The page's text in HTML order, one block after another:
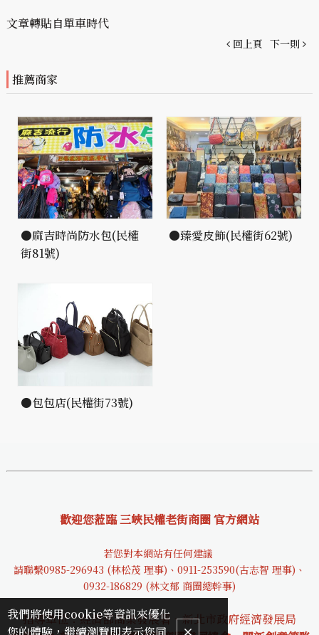
文章轉貼自單車時代
回上頁 下一則
推薦商家
●麻吉時尚防水包(民權
街81號)
●臻愛皮飾(民權街62號)
●包包店(民權街73號)
歡迎您蒞臨 三峽民權老街商圈 官方網站
若您對本網站有任何建議
請聯繫0985-296943 (林松茂 理事)、0911-253590(古志智 理事)、
0932-186829 (林文郁 商圈總幹事)
指導單位：經濟部商業發展署、新北市政府經濟發展局
我們將使用cookie等資訊來優化